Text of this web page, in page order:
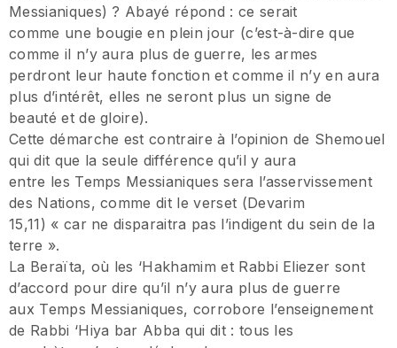
Messianiques) ? Abayé répond : ce serait
comme une bougie en plein jour (c’est-à-dire que
comme il n’y aura plus de guerre, les armes
perdront leur haute fonction et comme il n’y en aura
plus d’intérêt, elles ne seront plus un signe de
beauté et de gloire).
Cette démarche est contraire à l’opinion de Shemouel
qui dit que la seule différence qu’il y aura
entre les Temps Messianiques sera l’asservissement
des Nations, comme dit le verset (Devarim
15,11) « car ne disparaitra pas l’indigent du sein de la
terre ».
La Beraïta, où les ‘Hakhamim et Rabbi Eliezer sont
d’accord pour dire qu’il n’y aura plus de guerre
aux Temps Messianiques, corrobore l’enseignement
de Rabbi ‘Hiya bar Abba qui dit : tous les